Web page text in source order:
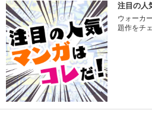
注目の人
ウォーカ
題作をチ